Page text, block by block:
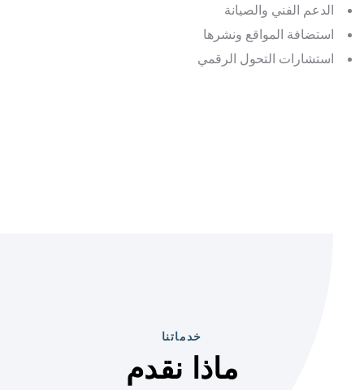
الدعم الفني والصيانة
استضافة المواقع ونشرها
استشارات التحول الرقمي
خدماتنا
ماذا نقدم